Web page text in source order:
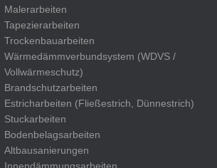
Malerarbeiten
Tapezierarbeiten
Trockenbauarbeiten
Wärmedämmverbundsystem (WDVS /
Vollwärmeschutz)
Brandschutzarbeiten
Estricharbeiten (Fließestrich, Dünnestrich)
Stuckarbeiten
Bodenbelagsarbeiten
Altbausanierungen